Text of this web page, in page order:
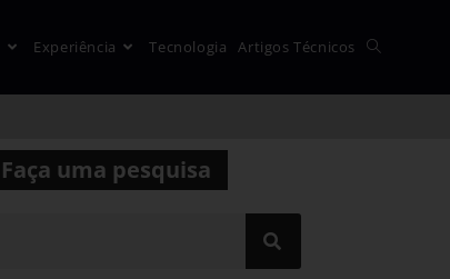
Experiência Tecnologia Artigos Técnicos
Faça uma pesquisa